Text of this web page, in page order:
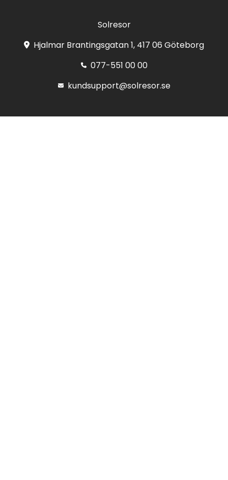
Solresor
Hjalmar Brantingsgatan 1, 417 06 Göteborg
077-551 00 00
kundsupport@solresor.se